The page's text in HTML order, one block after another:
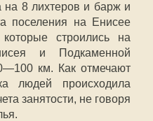
на 8 лихтеров и барж и
поселения на Енисее
строились на
и Подкаменной
км. Как отмечают
людей происходила
занятости, не говоря